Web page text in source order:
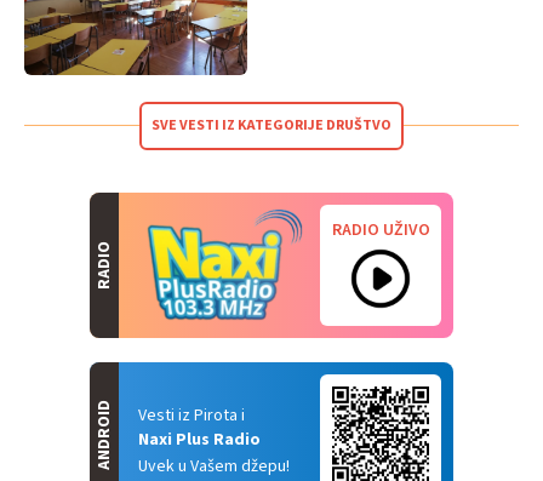
SVE VESTI IZ KATEGORIJE DRUŠTVO
RADIO
RADIO UŽIVO
Vesti iz Pirota i
Naxi Plus Radio
Uvek u Vašem džepu!
ANDROID